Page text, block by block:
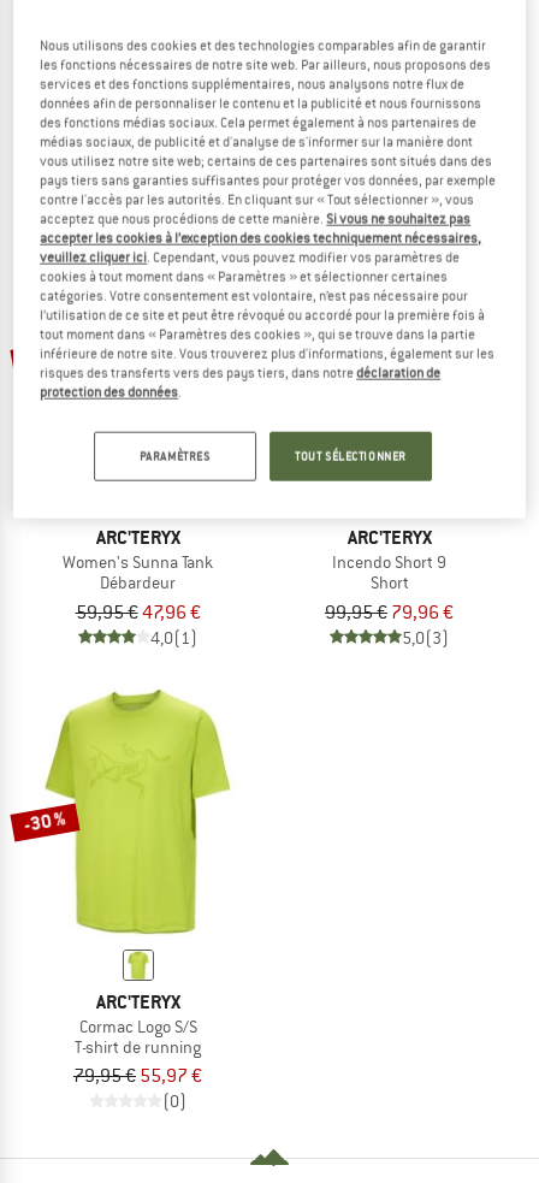
ARC'TERYX
Cormac Crew L/S
T-shirt de running
79,95 €à partir de 55,97 €
(0)
ARC'TERYX
Cormac Crew S/S
T-shirt de running
69,95 €55,96 €
(0)
-20 %
ARC'TERYX
Women's Sunna Tank
Débardeur
59,95 €47,96 €
4,0(1)
-20 %
ARC'TERYX
Incendo Short 9
Short
99,95 € 79,96 €
5,0(3)
-30 %
ARC'TERYX
Cormac Logo S/S
T-shirt de running
79,95 € 55,97 €
(0)
Nous utilisons des cookies et des technologies comparables afin de garantir
les fonctions nécessaires de notre site web. Par ailleurs, nous proposons des
services et des fonctions supplémentaires, nous analysons notre flux de
données afin de personnaliser le contenu et la publicité et nous fournissons
des fonctions médias sociaux. Cela permet également à nos partenaires de
médias sociaux, de publicité et d'analyse de s'informer sur la manière dont
vous utilisez notre site web; certains de ces partenaires sont situés dans des
pays tiers sans garanties suffisantes pour protéger vos données, par exemple
contre l'accès par les autorités. En cliquant sur « Tout sélectionner », vous
acceptez que nous procédions de cette manière.Si vous ne souhaitez pas
accepter les cookies à l’exception des cookies techniquement nécessaires,
veuillez cliquer ici. Cependant, vous pouvez modifier vos paramètres de
cookies à tout moment dans « Paramètres » et sélectionner certaines
catégories. Votre consentement est volontaire, n’est pas nécessaire pour
l’utilisation de ce site et peut être révoqué ou accordé pour la première fois à
tout moment dans « Paramètres des cookies », qui se trouve dans la partie
inférieure de notre site. Vous trouverez plus d'informations, également sur les
risques des transferts vers des pays tiers, dans notredéclaration de
protection des données.
PARAMÈTRES TOUT SÉLECTIONNER